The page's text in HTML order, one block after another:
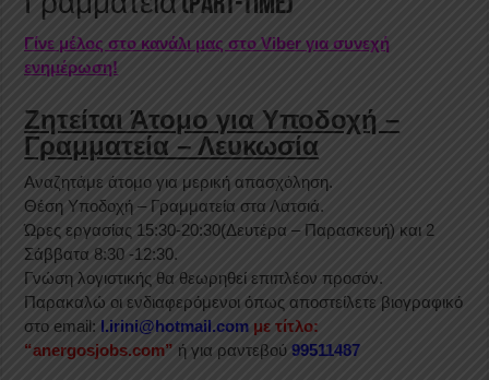
Γίνε μέλος στο κανάλι μας στο Viber για συνεχή
ενημέρωση!
Ζητείται Άτομο για Υποδοχή –
Γραμματεία – Λευκωσία
Αναζητάμε άτομο για μερική απασχόληση.
Θέση Υποδοχή – Γραμματεία στα Λατσιά.
Ώρες εργασίας 15:30-20:30(Δευτέρα – Παρασκευή) και 2
Σάββατα 8:30 -12:30.
Γνώση λογιστικής θα θεωρηθεί επιπλέον προσόν.
Παρακαλώ οι ενδιαφερόμενοι όπως αποστείλετε βιογραφικό
στο email: l.irini@hotmail.com με τίτλο:
“anergosjobs.com” ή για ραντεβού 99511487